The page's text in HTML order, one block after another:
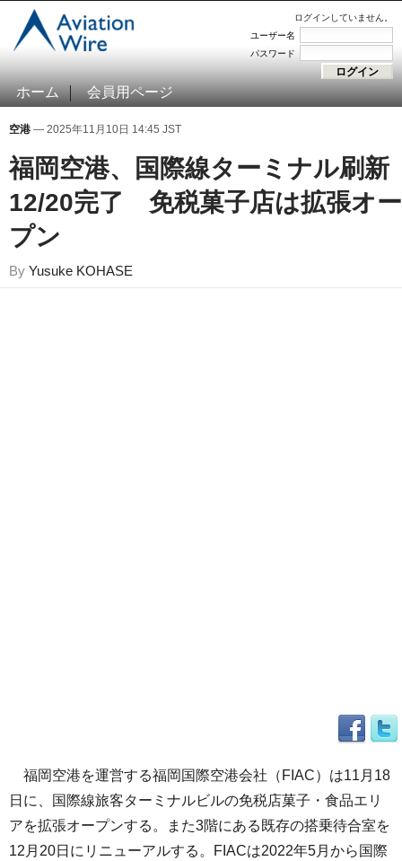
ログインしていません。
ユーザー名
パスワード
ホーム 会員用ページ
空港 — 2025年11月10日 14:45 JST
福岡空港、国際線ターミナル刷新
12/20完了 免税菓子店は拡張オー
プン
By Yusuke KOHASE
福岡空港を運営する福岡国際空港会社（FIAC）は11月18
日に、国際線旅客ターミナルビルの免税店菓子・食品エリ
アを拡張オープンする。また3階にある既存の搭乗待合室を
12月20日にリニューアルする。FIACは2022年5月から国際